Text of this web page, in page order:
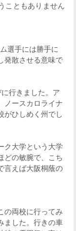
こともありません
選手には勝手に
発散させる意味で
行きました。ア
ノースカロライナ
がひしめく州でし
ク大学という大学
どの敏腕で、こち
言えば大阪桐蔭の
の両校に行ってみ
ました。行きの車